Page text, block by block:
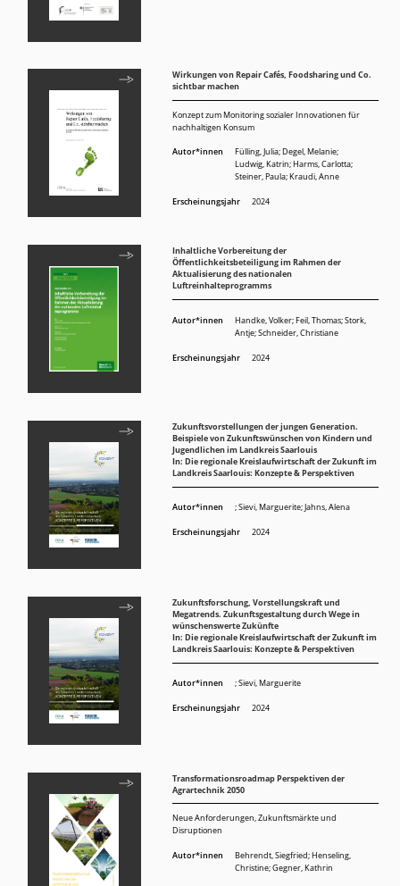
Wirkungen von Repair Cafés, Foodsharing und Co.
sichtbar machen
Konzept zum Monitoring sozialer Innovationen für
nachhaltigen Konsum
Autor*innen Fülling, Julia; Degel, Melanie;
Ludwig, Katrin; Harms, Carlotta;
Steiner, Paula; Kraudi, Anne
Erscheinungsjahr 2024
Inhaltliche Vorbereitung der
Öffentlichkeitsbeteiligung im Rahmen der
Aktualisierung des nationalen
Luftreinhalteprogramms
Autor*innen Handke, Volker;Feil, Thomas;Stork,
Antje;Schneider, Christiane
Erscheinungsjahr 2024
Zukunftsvorstellungen der jungen Generation.
Beispiele von Zukunftswünschen von Kindern und
Jugendlichen im Landkreis Saarlouis
In: Die regionale Kreislaufwirtschaft der Zukunft im
Landkreis Saarlouis: Konzepte & Perspektiven
Autor*innen ;Sievi, Marguerite; Jahns, Alena
Erscheinungsjahr 2024
Zukunftsforschung, Vorstellungskraft und
Megatrends. Zukunftsgestaltung durch Wege in
wünschenswerte Zukünfte
In: Die regionale Kreislaufwirtschaft der Zukunft im
Landkreis Saarlouis: Konzepte & Perspektiven
Autor*innen ;Sievi, Marguerite
Erscheinungsjahr 2024
Transformationsroadmap Perspektiven der
Agrartechnik 2050
Neue Anforderungen, Zukunftsmärkte und
Disruptionen
Autor*innen Behrendt, Siegfried;Henseling,
Christine;Gegner, Kathrin